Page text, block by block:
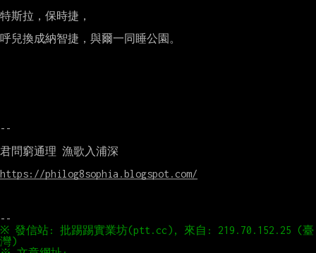
特斯拉，保時捷，
呼兒換成納智捷，與爾一同睡公園。
--
君問窮通理 漁歌入浦深
https://philog8sophia.blogspot.com/
※ 發信站: 批踢踢實業坊(ptt.cc), 來自: 219.70.152.25 (臺